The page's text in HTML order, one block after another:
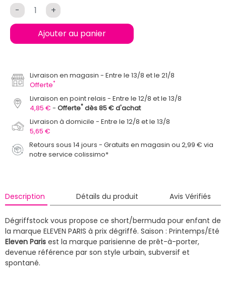
- +
Ajouter au panier
Livraison en magasin
Entre le 13/8 et le 21/8
Offerte*
Livraison en point relais
Entre le 12/8 et le 13/8
4,85 €
Offerte* dès 85 € d'achat
Livraison à domicile
Entre le 12/8 et le 13/8
5,65 €
Retours sous 14 jours - Gratuits en magasin ou 2,99 € via
notre service colissimo*
Description Détails du produit Avis Vérifiés
Dégriffstock vous propose ce short/bermuda pour enfant de
la marque ELEVEN PARIS à prix dégriffé. Saison : Printemps/Eté
Eleven Paris est la marque parisienne de prêt-à-porter,
devenue référence par son style urbain, subversif et
spontané.